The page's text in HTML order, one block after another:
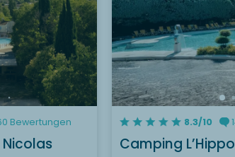
Bewertungen 8.3/10
Camping